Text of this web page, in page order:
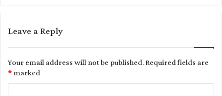
Leave a Reply
Your email address will not be published.Required fields are
marked
*